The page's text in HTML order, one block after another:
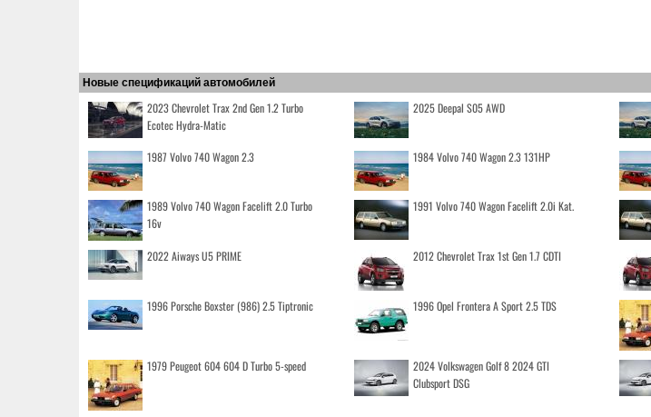
Новые спецификаций автомобилей
2023 Chevrolet Trax 2nd Gen 1.2 Turbo
Ecotec Hydra-Matic
2025 Deepal S05 AWD
1987 Volvo 740 Wagon 2.3 1984 Volvo 740 Wagon 2.3 131HP
1989 Volvo 740 Wagon Facelift 2.0 Turbo
16v
1991 Volvo 740 Wagon Facelift 2.0i Kat.
2022 Aiways U5 PRIME 2012 Chevrolet Trax 1st Gen 1.7 CDTI
1996 Porsche Boxster (986) 2.5 Tiptronic 1996 Opel Frontera A Sport 2.5 TDS
1979 Peugeot 604 604 D Turbo 5-speed
2024 Volkswagen Golf 8 2024 GTI
Clubsport DSG